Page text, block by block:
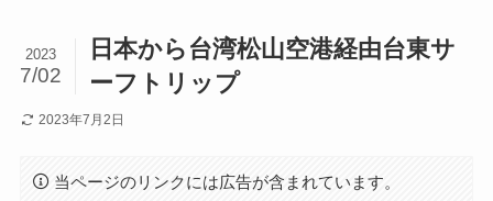
日本から台湾松山空港経由台東サ
ーフトリップ
2023
7/02
2023年7月2日
当ページのリンクには広告が含まれています。